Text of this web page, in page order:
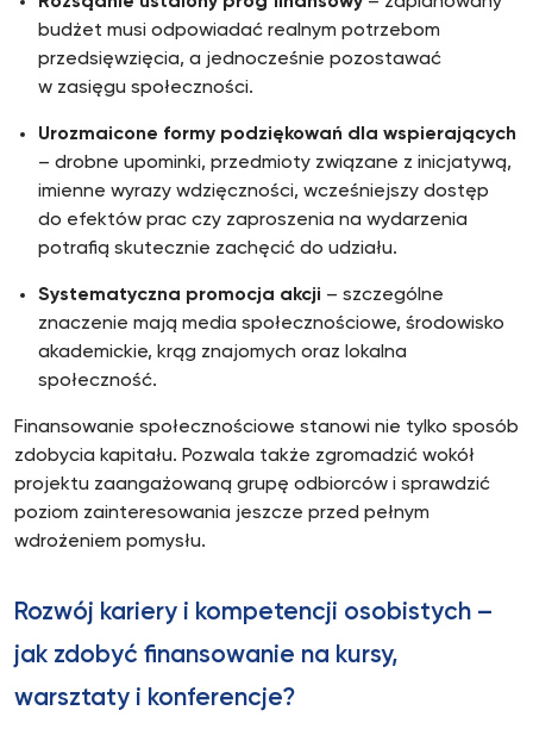
budżet musi odpowiadać realnym potrzebom
przedsięwzięcia, a jednocześnie pozostawać
w zasięgu społeczności.
Urozmaicone formy podziękowań dla wspierających
– drobne upominki, przedmioty związane z inicjatywą,
imienne wyrazy wdzięczności, wcześniejszy dostęp
do efektów prac czy zaproszenia na wydarzenia
potrafią skutecznie zachęcić do udziału.
Systematyczna promocja akcji – szczególne
znaczenie mają media społecznościowe, środowisko
akademickie, krąg znajomych oraz lokalna
społeczność.
Finansowanie społecznościowe stanowi nie tylko sposób
zdobycia kapitału. Pozwala także zgromadzić wokół
projektu zaangażowaną grupę odbiorców i sprawdzić
poziom zainteresowania jeszcze przed pełnym
wdrożeniem pomysłu.
Rozwój kariery i kompetencji osobistych –
jak zdobyć finansowanie na kursy,
warsztaty i konferencje?